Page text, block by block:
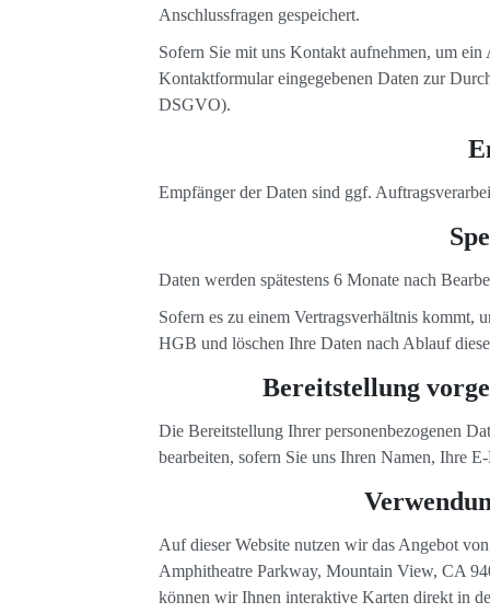
Anschlussfragen gespeichert.
Sofern Sie mit uns Kontakt aufnehmen, um
Kontaktformular eingegebenen Daten zur
DSGVO).
Empfänger der Daten sind ggf.
Daten werden spätestens 6 Monate nach
Sofern es zu einem Vertragsverhältnis kommt,
HGB und löschen Ihre Daten nach Ablauf
Bereitstellung
Die Bereitstellung Ihrer personenbezogenen
bearbeiten, sofern Sie uns Ihren Namen, Ihre
Auf dieser Website nutzen wir das Angebot
Amphitheatre Parkway, Mountain View, CA
können wir Ihnen interaktive Karten direkt in